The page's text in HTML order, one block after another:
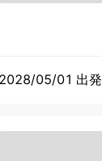
2028/05/01 出発